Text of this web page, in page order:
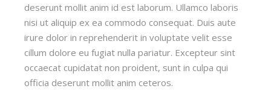
deserunt mollit anim id est laborum. Ullamco laboris
nisi ut aliquip ex ea commodo consequat. Duis aute
irure dolor in reprehenderit in voluptate velit esse
cillum dolore eu fugiat nulla pariatur. Excepteur sint
occaecat cupidatat non proident, sunt in culpa qui
officia deserunt mollit anim ceteros.